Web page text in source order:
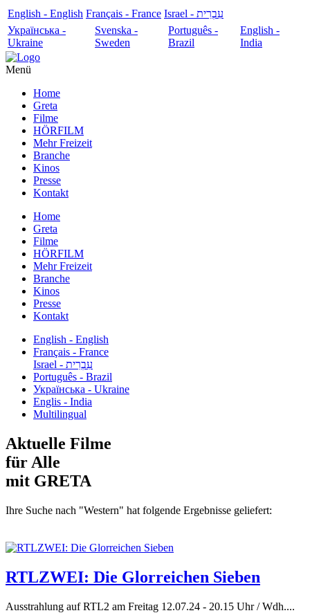
English - English Français - France
עִבְרִית - Israel
Українська -
Ukraine
Svenska -
Sweden
Português -
Brazil
English -
India
Menü
Home
Greta
Filme
HÖRFILM
Mehr Freizeit
Branche
Kinos
Presse
Kontakt
Home
Greta
Filme
HÖRFILM
Mehr Freizeit
Branche
Kinos
Presse
Kontakt
English - English
Français - France
עִבְרִית - Israel
Português - Brazil
Українська - Ukraine
Englis - India
Multilingual
Aktuelle Filme
für Alle
mit GRETA
Ihre Suche nach "Western" hat folgende Ergebnisse geliefert:
RTLZWEI: Die Glorreichen Sieben
Ausstrahlung auf RTL2 am Freitag 12.07.24 - 20.15 Uhr / Wdh....